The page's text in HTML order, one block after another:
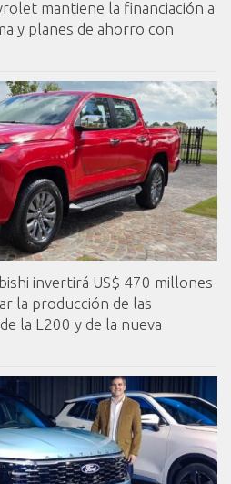
mantiene la financiación a
y planes de ahorro con
invertirá US$ 470 millones
la producción de las
la L200 y de la nueva